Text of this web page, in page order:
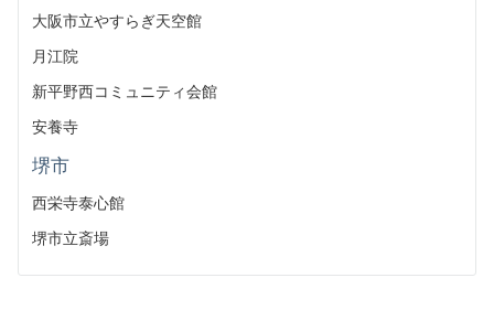
大阪市立やすらぎ天空館
月江院
新平野西コミュニティ会館
安養寺
堺市
西栄寺泰心館
堺市立斎場